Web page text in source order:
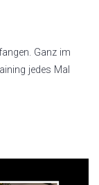
Ganz im
jedes Mal